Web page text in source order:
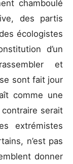
chamboulé
des partis
écologistes
d’un
et
sont fait jour
comme une
serait
extrémistes
n’est pas
donner